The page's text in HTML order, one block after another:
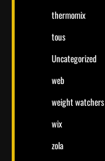
thermomix
tous
Uncategorized
web
weight watchers
wix
zola